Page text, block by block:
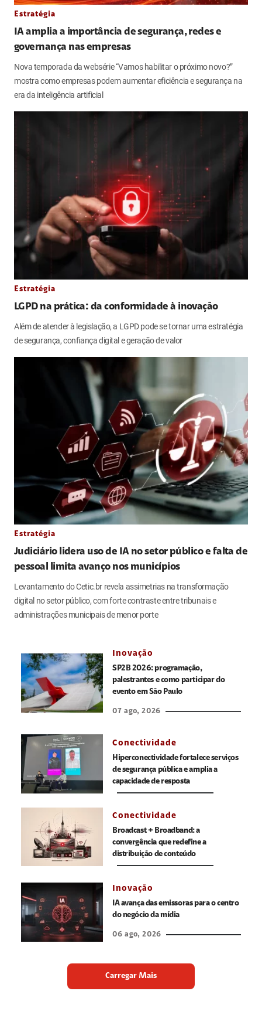
Estratégia
IA amplia a importância de segurança, redes e
governança nas empresas
Nova temporada da websérie “Vamos habilitar o próximo novo?”
mostra como empresas podem aumentar eficiência e segurança na
era da inteligência artificial
Estratégia
LGPD na prática: da conformidade à inovação
Além de atender à legislação, a LGPD pode se tornar uma estratégia
de segurança, confiança digital e geração de valor
Estratégia
Judiciário lidera uso de IA no setor público e falta de
pessoal limita avanço nos municípios
Levantamento do Cetic.br revela assimetrias na transformação
digital no setor público, com forte contraste entre tribunais e
administrações municipais de menor porte
Inovação
SP2B 2026: programação,
palestrantes e como participar do
evento em São Paulo
07 ago, 2026
Conectividade
Hiperconectividade fortalece serviços
de segurança pública e amplia a
capacidade de resposta
Conectividade
Broadcast + Broadband: a
convergência que redefine a
distribuição de conteúdo
Inovação
IA avança das emissoras para o centro
do negócio da mídia
06 ago, 2026
Carregar Mais